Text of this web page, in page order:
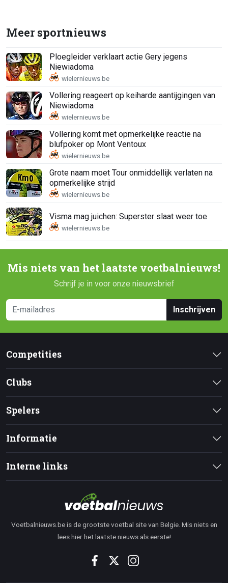
Meer sportnieuws
Ploegleider verklaart actie Gery jegens
Niewiadoma
Vollering reageert op keiharde aantijgingen van
Niewiadoma
Vollering komt met opmerkelijke reactie na
blufpoker op Mont Ventoux
Grote naam moet Tour onmiddellijk verlaten na
opmerkelijke strijd
Visma mag juichen: Superster slaat weer toe
Mis niets van het laatste voetbalnieuws!
Schrijf je in voor onze nieuwsbrief
Inschrijven
Competities
Clubs
Spelers
Informatie
Interne links
Voetbalnieuws.be is de grootste voetbal site van Belgie. Mis niets en
lees hier het laatste nieuws als eerste!